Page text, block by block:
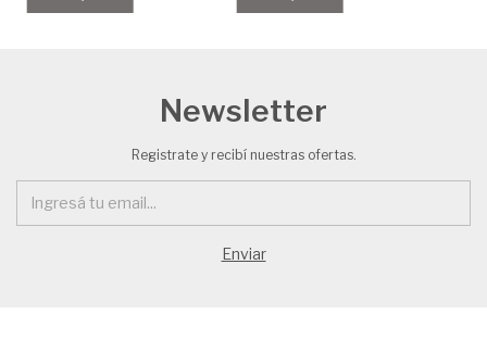
Newsletter
Registrate y recibí nuestras ofertas.